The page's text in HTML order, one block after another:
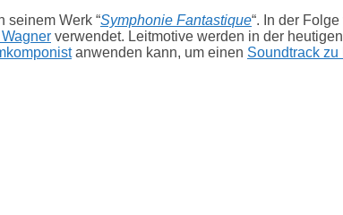
seinem Werk “Symphonie Fantastique“. In der
verwendet. Leitmotive werden in der
anwenden kann, um einen Soundtrack zu